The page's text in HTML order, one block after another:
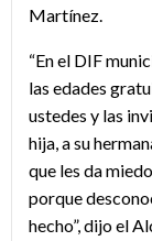
Martínez.
“En el DIF
las edades
ustedes y las
hija, a su
que les da
porque
hecho”, dijo el